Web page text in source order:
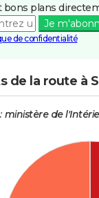
bons plans
Je
de confidentialité
de la route à
ministère de